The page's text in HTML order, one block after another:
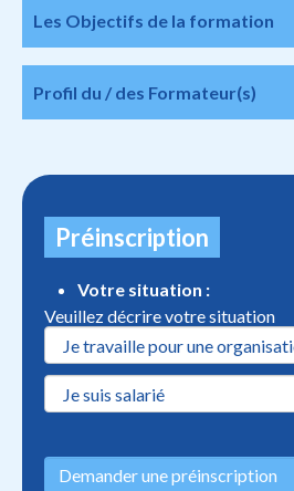
Les Objectifs de la formation
Profil du / des Formateur(s)
Préinscription
Votre situation :
Veuillez décrire votre situation
Demander une préinscription